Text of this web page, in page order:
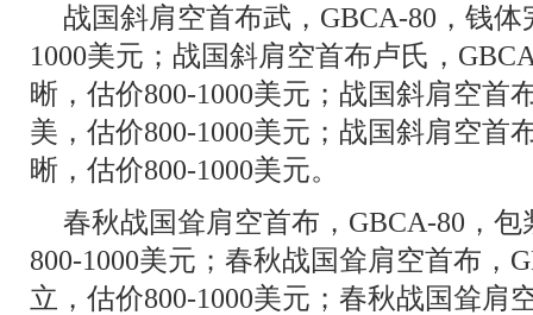
战国斜肩空首布武，GBCA-80，钱
1000美元；战国斜肩空首布卢氏，
晰，估价800-1000美元；战国斜肩空首
美，估价800-1000美元；战国斜肩空首
晰，估价800-1000美元。
春秋战国耸肩空首布，GBCA-80，
800-1000美元；春秋战国耸肩空首布，
立，估价800-1000美元；春秋战国耸肩